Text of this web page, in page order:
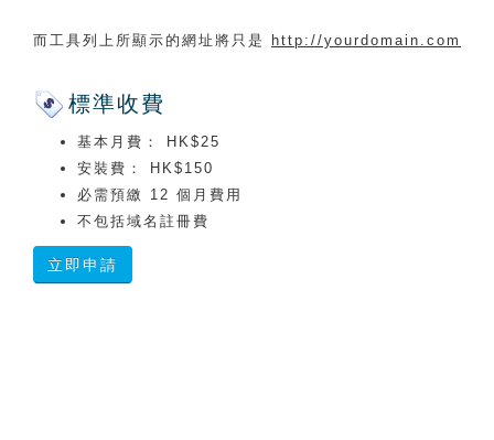
而工具列上所顯示的網址將只是 http://yourdomain.com
標準收費
基本月費： HK$25
安裝費： HK$150
必需預繳 12 個月費用
不包括域名註冊費
立即申請